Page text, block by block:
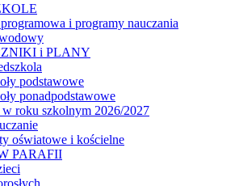
i programy nauczania
i PLANY
podstawowe
ponadpodstawowe
roku szkolnym 2026/2027
oświatowe i kościelne
PARAFII